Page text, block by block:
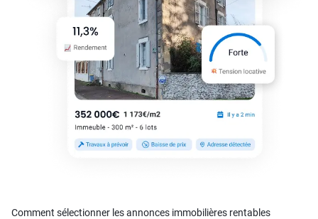
Comment sélectionner les annonces immobilières rentables